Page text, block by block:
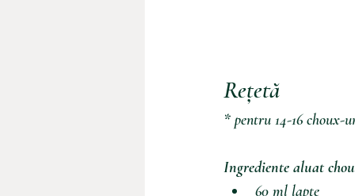
Rețetă
* pentru 14-16 choux-
Ingrediente aluat
60 ml lapte